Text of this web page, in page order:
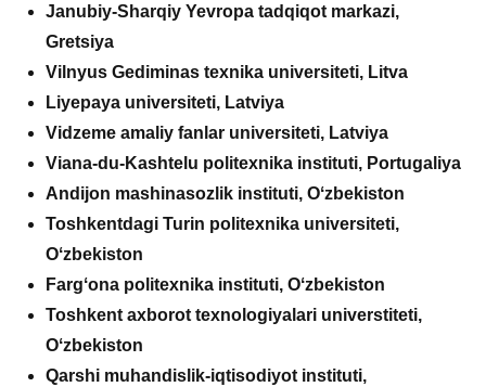
Janubiy-Sharqiy Yevropa tadqiqot markazi,
Gretsiya
Vilnyus Gediminas texnika universiteti, Litva
Liyepaya universiteti, Latviya
Vidzeme amaliy fanlar universiteti, Latviya
Viana-du-Kashtelu politexnika instituti, Portugaliya
Andijon mashinasozlik instituti, Oʻzbekiston
Toshkentdagi Turin politexnika universiteti,
Oʻzbekiston
Fargʻona politexnika instituti, Oʻzbekiston
Toshkent axborot texnologiyalari universtiteti,
Oʻzbekiston
Qarshi muhandislik-iqtisodiyot instituti,